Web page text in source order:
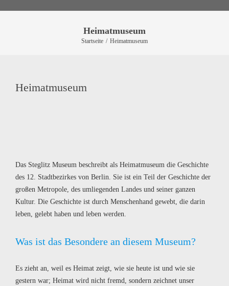
Heimatmuseum
Startseite / Heimatmuseum
Heimatmuseum
Das Steglitz Museum beschreibt als Heimatmuseum die Geschichte
des 12. Stadtbezirkes von Berlin. Sie ist ein Teil der Geschichte der
großen Metropole, des umliegenden Landes und seiner ganzen
Kultur. Die Geschichte ist durch Menschenhand gewebt, die darin
leben, gelebt haben und leben werden.
Was ist das Besondere an diesem Museum?
Es zieht an, weil es Heimat zeigt, wie sie heute ist und wie sie
gestern war; Heimat wird nicht fremd, sondern zeichnet unser